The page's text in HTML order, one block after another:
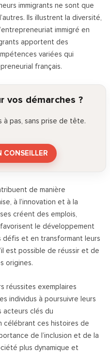
immigrants ne sont que
Ils illustrent la diversité,
immigré en
apportent des
variées qui
français.
vos démarches ?
à pas, sans prise de tête.
CONSEILLER
de manière
à l’innovation et à la
créent des emplois,
le développement
défis et en transformant leurs
est possible de réussir et de
origines.
réussites exemplaires
individus à poursuivre leurs
acteurs clés du
célébrant ces histoires de
de l’inclusion et de la
plus dynamique et